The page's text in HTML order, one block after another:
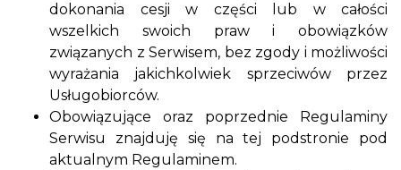
dokonania cesji w części lub w całości
wszelkich swoich praw i obowiązków
związanych z Serwisem, bez zgody i możliwości
wyrażania jakichkolwiek sprzeciwów przez
Usługobiorców.
Obowiązujące oraz poprzednie Regulaminy
Serwisu znajduję się na tej podstronie pod
aktualnym Regulaminem.